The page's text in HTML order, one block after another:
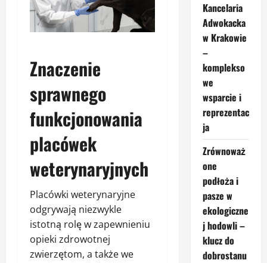
Znaczenie
sprawnego
funkcjonowania
placówek
weterynaryjnych
Placówki weterynaryjne
odgrywają niezwykle
istotną rolę w zapewnieniu
opieki zdrowotnej
zwierzętom, a także we
Kancelaria
Adwokacka
w Krakowie
–
komplekso
we
wsparcie i
reprezentac
ja
Zrównoważ
one
podłoża i
pasze w
ekologiczne
j hodowli –
klucz do
dobrostanu